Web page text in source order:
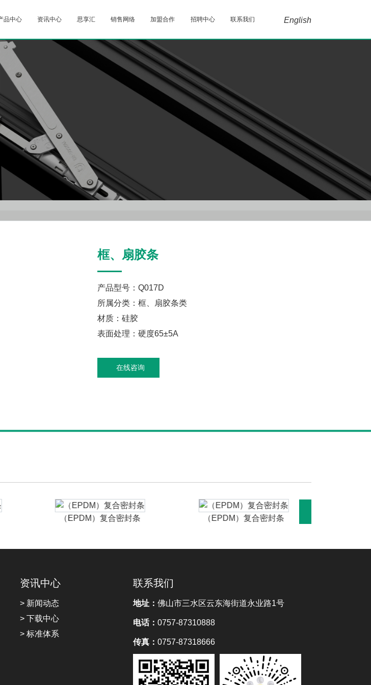
English
品中心 资讯中心 思享汇 销售网络 加盟合作 招聘中心 联系我们
框、扇胶条
产品型号：Q017D
所属分类：框、扇胶条类
材质：硅胶
表面处理：硬度65±5A
在线咨询
（EPDM）复合密封条 （EPDM）复合密封条
资讯中心
> 新闻动态
> 下载中心
> 标准体系
联系我们
地址： 佛山市三水区云东海街道永业路1号
电话： 0757-87310888
传真： 0757-87318666